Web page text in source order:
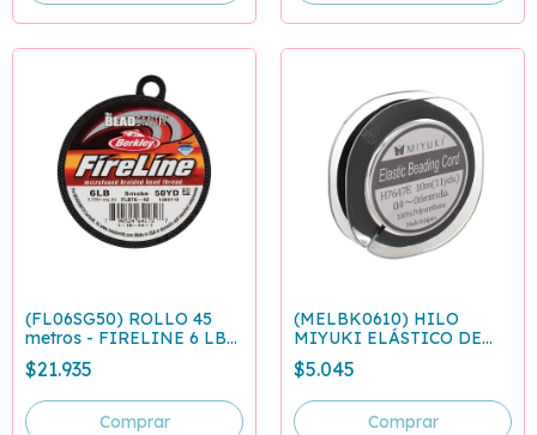
(FL06SG50) ROLLO 45
metros - FIRELINE 6 LB
GRIS OSCURO - 0,15 mm
$21.935
(MELBK0610) HILO
MIYUKI ELÁSTICO DE
POLIURETANO 0.6 MM -
10 M
$5.045